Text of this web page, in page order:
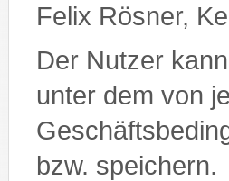
Felix Rösner,
Der Nutzer
unter dem von
bzw. speichern.